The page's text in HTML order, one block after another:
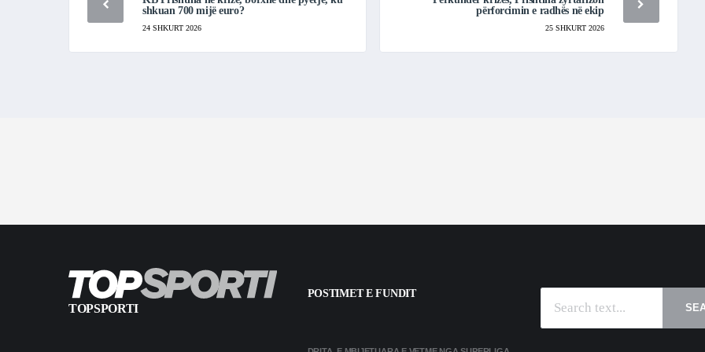
shkuan 700 mijë euro?
24 SHKURT 2026
përforcimin e radhës në ekip
25 SHKURT 2026
TOPSPORTI
POSTIMET E FUNDIT